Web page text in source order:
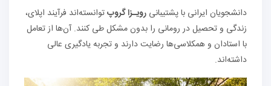
دانشجویان ایرانی با پشتیبانی رویـزا گروپتوانسته‌اند فرآیند اپلای،
زندگی و تحصیل در رومانی را بدون مشکل طی کنند. آن‌ها از تعامل
با استادان و همکلاسی‌ها رضایت دارند و تجربه یادگیری عالی
داشته‌اند.